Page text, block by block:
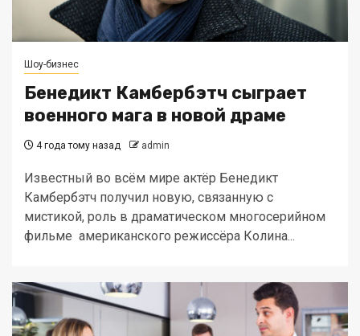
Шоу-бизнес
Бенедикт Камбербэтч сыграет
военного мага в новой драме
4 года тому назад admin
Известный во всём мире актёр Бенедикт
Камбербэтч получил новую, связанную с
мистикой, роль в драматическом многосерийном
фильме американского режиссёра Колина...